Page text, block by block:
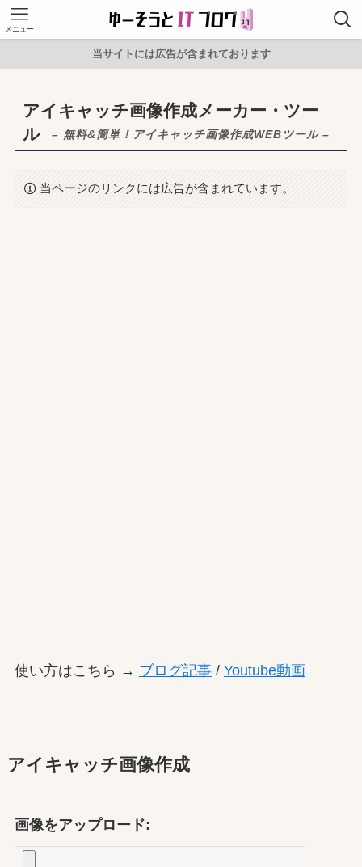
メニュー
当サイトには広告が含まれております
アイキャッチ画像作成メーカー・ツー
ル
– 無料&簡単！アイキャッチ画像作成WEBツール –
当ページのリンクには広告が含まれています。
使い方はこちら → ブログ記事/ Youtube動画
アイキャッチ画像作成
画像をアップロード: